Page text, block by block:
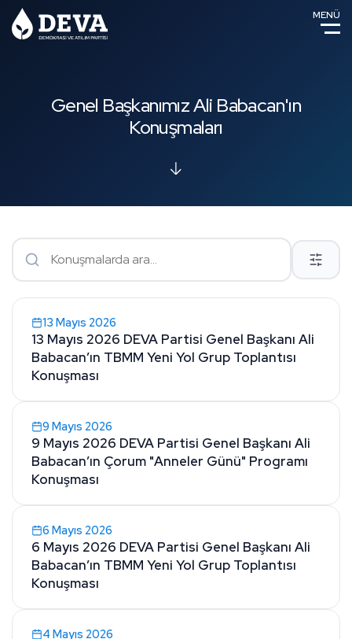
MENÜ
Genel Başkanımız Ali Babacan'ın
Konuşmaları
13 Mayıs 2026
13 Mayıs 2026 DEVA Partisi Genel Başkanı Ali
Babacan’ın TBMM Yeni Yol Grup Toplantısı
Konuşması
9 Mayıs 2026
9 Mayıs 2026 DEVA Partisi Genel Başkanı Ali
Babacan’ın Çorum "Anneler Günü" Programı
Konuşması
6 Mayıs 2026
6 Mayıs 2026 DEVA Partisi Genel Başkanı Ali
Babacan’ın TBMM Yeni Yol Grup Toplantısı
Konuşması
4 Mayıs 2026